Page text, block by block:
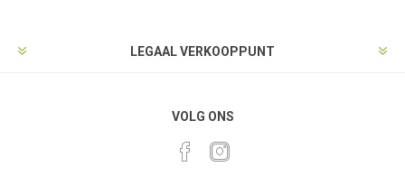
LEGAAL VERKOOPPUNT
VOLG ONS